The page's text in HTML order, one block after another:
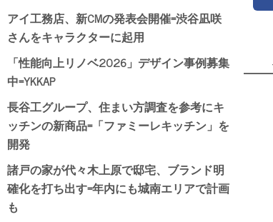
アイ工務店、新CMの発表会開催=渋谷凪咲
さんをキャラクターに起用
「性能向上リノベ2026」デザイン事例募集
中=YKKAP
長谷工グループ、住まい方調査を参考にキ
ッチンの新商品=「ファミーレキッチン」を
開発
諸戸の家が代々木上原で邸宅、ブランド明
確化を打ち出す=年内にも城南エリアで計画
も